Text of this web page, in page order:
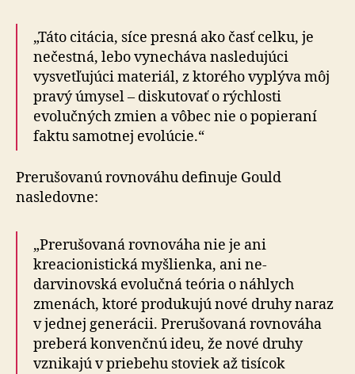
„Táto citácia, síce presná ako časť celku, je
nečestná, lebo vynecháva nasledujúci
vysvetľujúci materiál, z ktorého vyplýva môj
pravý úmysel – diskutovať o rýchlosti
evolučných zmien a vôbec nie o popieraní
faktu samotnej evolúcie.“
Prerušovanú rovnováhu definuje Gould
nasledovne:
„Prerušovaná rovnováha nie je ani
kreacionistická myšlienka, ani ne-
darvinovská evolučná teória o náhlych
zmenách, ktoré produkujú nové druhy naraz
v jednej generácii. Prerušovaná rovnováha
preberá konvenčnú ideu, že nové druhy
vznikajú v priebehu stoviek až tisícok